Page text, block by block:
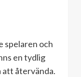
spelaren och
en tydlig
att återvända.